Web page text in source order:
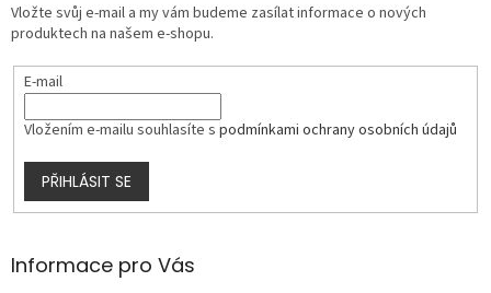
Vložte svůj e-mail a my vám budeme zasílat informace o nových
produktech na našem e-shopu.
E-mail
Vložením e-mailu souhlasíte s podmínkami ochrany osobních údajů
PŘIHLÁSIT SE
Informace pro Vás